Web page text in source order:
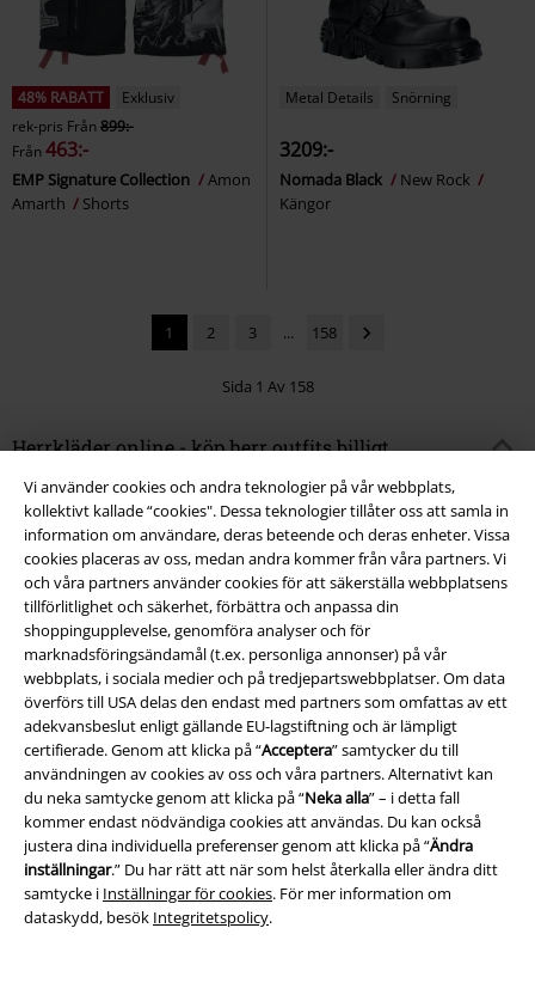
Vi använder cookies och andra teknologier på vår webbplats,
kollektivt kallade “cookies". Dessa teknologier tillåter oss att samla in
information om användare, deras beteende och deras enheter. Vissa
cookies placeras av oss, medan andra kommer från våra partners. Vi
och våra partners använder cookies för att säkerställa webbplatsens
tillförlitlighet och säkerhet, förbättra och anpassa din
shoppingupplevelse, genomföra analyser och för
marknadsföringsändamål (t.ex. personliga annonser) på vår
webbplats, i sociala medier och på tredjepartswebbplatser. Om data
överförs till USA delas den endast med partners som omfattas av ett
adekvansbeslut enligt gällande EU-lagstiftning och är lämpligt
certifierade. Genom att klicka på “Acceptera” samtycker du till
användningen av cookies av oss och våra partners. Alternativt kan
du neka samtycke genom att klicka på “Neka alla” – i detta fall
kommer endast nödvändiga cookies att användas. Du kan också
justera dina individuella preferenser genom att klicka på “Ändra
inställningar.” Du har rätt att när som helst återkalla eller ändra ditt
samtycke i Inställningar för cookies. För mer information om
dataskydd, besök Integritetspolicy.
48% RABATT
Exklusiv
rek-pris Från899:-
Från463:-
EMP Signature Collection
Amon
Amarth
Shorts
Metal Details Snörning
3209:-
Nomada Black
New Rock
Kängor
1 2 3 ... 158
Sida 1 Av 158
Herrkläder online - köp herr outfits billigt
Tiderna när vi behövde leta efter våra kläder på stan är lyckligtvis över.
Slappna av och kolla efter dina nya klädfavoriter i lugn och ro i EMPs
onlineshop för herrkläder – du behöver inte ens gå utanför dörren.
Hos EMP hittar du den perfekta mixen av band, fan och modekläder –
för alla årstider, alla tillfällen och alla stilar. Och om du inte skulle vara
nöjd med ditt inköp kan du skicka det i retur i lugn och ro utan stress –
hur smidigt som helst!
Outfit herr: Herrkläder för alla årstider
Det sägs att män och ha koll på mode inte alls går ihop…och i vissa fall är
det definitivt sant, och så finns det de killar som har stenkoll. Men
överlag – så kanske vi inte bryr oss så mycket. Vi har på oss det vi trivs i.
Med oss kan du hålla kvar den inställningen, och helt enkelt hitta det
som funkar för dig, oavsett om det är trendigt eller inte. Vi har mängder
av kläder i alla tänkbara stilar och från alla möjliga världar väntande på
dig.